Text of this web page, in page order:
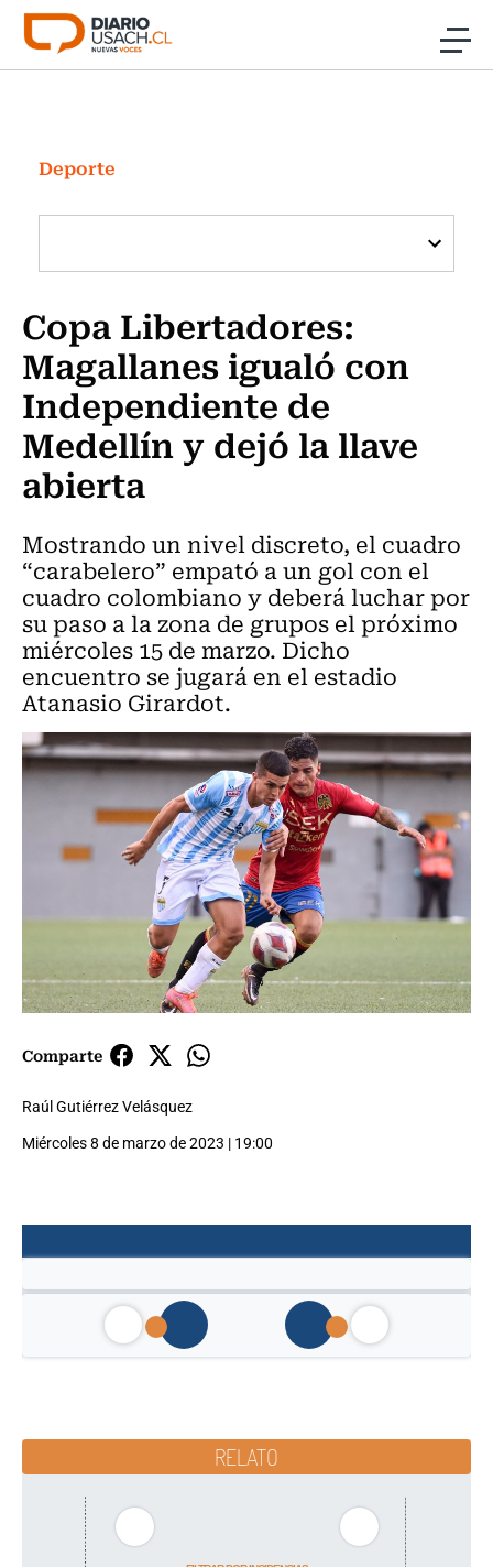
Click acá para ir directamente al contenido
Investigación
Cultura
Programas Radio y TV Usach
Deporte
Copa Libertadores:
Magallanes igualó con
Independiente de
Medellín y dejó la llave
abierta
Mostrando un nivel discreto, el cuadro
“carabelero” empató a un gol con el
cuadro colombiano y deberá luchar por
su paso a la zona de grupos el próximo
miércoles 15 de marzo. Dicho
encuentro se jugará en el estadio
Atanasio Girardot.
Comparte
Raúl Gutiérrez Velásquez
Miércoles 8 de marzo de 2023 | 19:00